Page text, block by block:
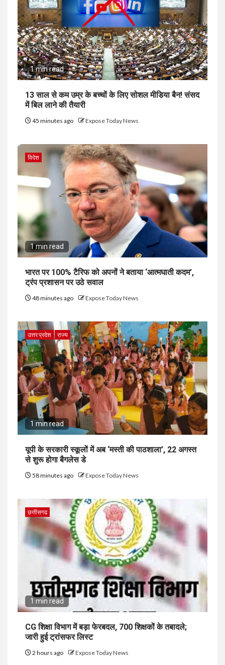
1 min read
13 साल से कम उम्र के बच्चों के लिए सोशल मीडिया बैन! संसद
में बिल लाने की तैयारी
45 minutes ago Expose Today News
विदेश
1 min read
भारत पर 100% टैरिफ को अपनों ने बताया ‘आत्मघाती कदम’,
ट्रंप प्रशासन पर उठे सवाल
48 minutes ago Expose Today News
उत्तर प्रदेश राज्य
1 min read
यूपी के सरकारी स्कूलों में अब ‘मस्ती की पाठशाला’, 22 अगस्त
से शुरू होगा बैगलेस डे
58 minutes ago Expose Today News
छत्तीसगढ
1 min read
CG शिक्षा विभाग में बड़ा फेरबदल, 700 शिक्षकों के तबादले;
जारी हुई ट्रांसफर लिस्ट
2 hours ago Expose Today News